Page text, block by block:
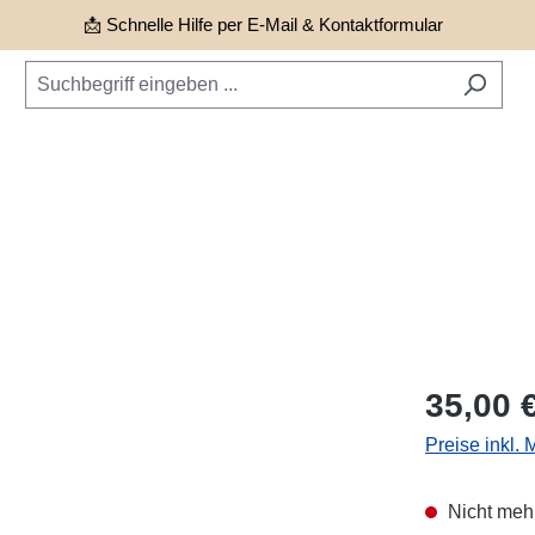
📩 Schnelle Hilfe per E-Mail & Kontaktformular
Regulärer
35,00
Preise inkl.
Nicht